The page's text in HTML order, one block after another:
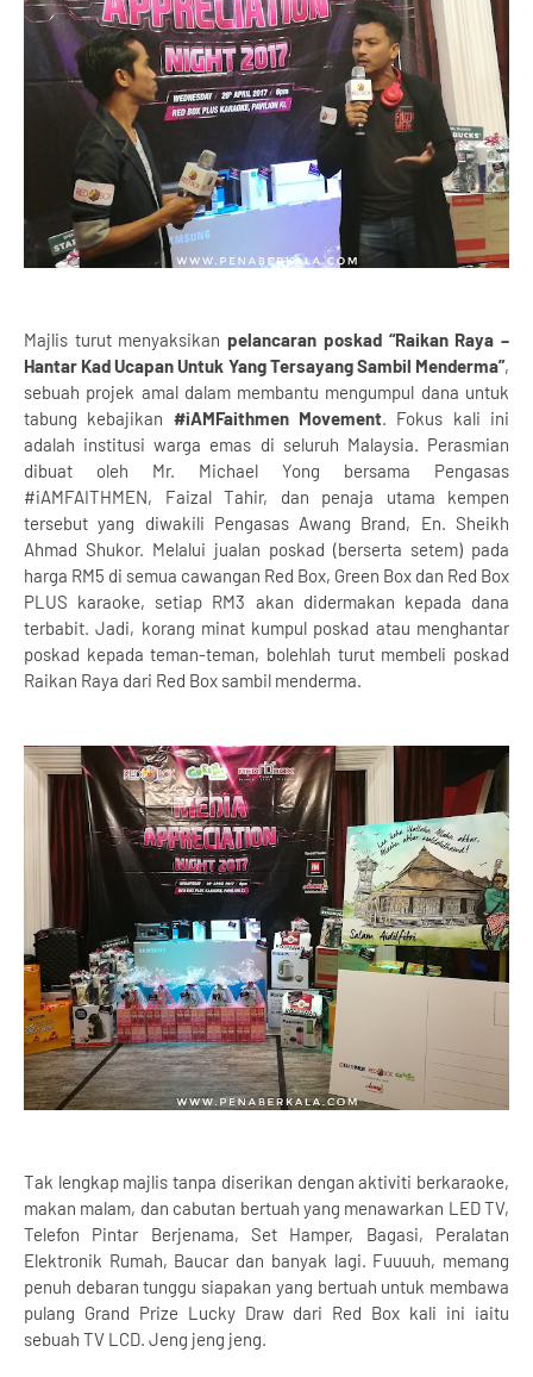
Majlis turut menyaksikanpelancaran poskad “Raikan Raya –
Hantar Kad Ucapan Untuk Yang Tersayang Sambil Menderma”,
sebuah projek amal dalam membantu mengumpul dana untuk
tabung kebajikan #iAMFaithmen Movement. Fokus kali ini
adalah institusi warga emas di seluruh Malaysia. Perasmian
dibuat oleh Mr. Michael Yong bersama Pengasas
#iAMFAITHMEN, Faizal Tahir, dan penaja utama kempen
tersebut yang diwakili Pengasas Awang Brand, En. Sheikh
Ahmad Shukor. Melalui jualan poskad (berserta setem) pada
harga RM5 di semua cawangan Red Box, Green Box dan Red Box
PLUS karaoke, setiap RM3 akan didermakan kepada dana
terbabit. Jadi, korang minat kumpul poskad atau menghantar
poskad kepada teman-teman, bolehlah turut membeli poskad
Raikan Raya dari Red Box sambil menderma.
Tak lengkap majlis tanpa diserikan dengan aktiviti berkaraoke,
makan malam, dan cabutan bertuah yang menawarkan LED TV,
Telefon Pintar Berjenama, Set Hamper, Bagasi, Peralatan
Elektronik Rumah, Baucar dan banyak lagi. Fuuuuh, memang
penuh debaran tunggu siapakan yang bertuah untuk membawa
pulang Grand Prize Lucky Draw dari Red Box kali ini iaitu
sebuah TV LCD. Jeng jeng jeng.